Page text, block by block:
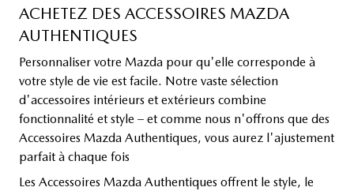
ACHETEZ DES ACCESSOIRES MAZDA
AUTHENTIQUES
Personnaliser votre Mazda pour qu'elle corresponde à
votre style de vie est facile. Notre vaste sélection
d'accessoires intérieurs et extérieurs combine
fonctionnalité et style – et comme nous n'offrons que des
Accessoires Mazda Authentiques, vous aurez l'ajustement
parfait à chaque fois
Les Accessoires Mazda Authentiques offrent le style, le